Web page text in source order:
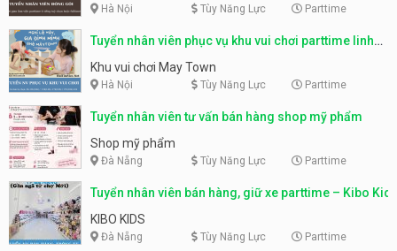
Hà Nội Tùy Năng Lực Parttime
Tuyển nhân viên phục vụ khu vui chơi parttime linh
động
Khu vui chơi May Town
Hà Nội Tùy Năng Lực Parttime
Tuyển nhân viên tư vấn bán hàng shop mỹ phẩm
Shop mỹ phẩm
Đà Nẵng Tùy Năng Lực Parttime
Tuyển nhân viên bán hàng, giữ xe parttime – Kibo Kid
KIBO KIDS
Đà Nẵng Tùy Năng Lực Parttime